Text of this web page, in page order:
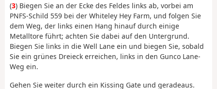
(3) Biegen Sie an der Ecke des Feldes links ab, vorbei am
PNFS-Schild 559 bei der Whiteley Hey Farm, und folgen Sie
dem Weg, der links einen Hang hinauf durch einige
Metalltore führt; achten Sie dabei auf den Untergrund.
Biegen Sie links in die Well Lane ein und biegen Sie, sobald
Sie ein grünes Dreieck erreichen, links in den Gunco Lane-
Weg ein.
Gehen Sie weiter durch ein Kissing Gate und geradeaus.